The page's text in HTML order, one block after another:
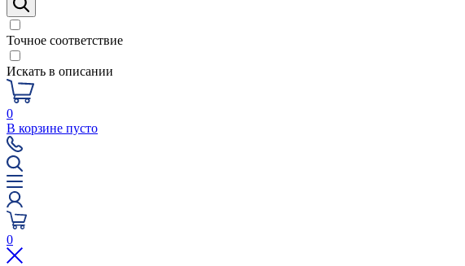
Точное соответствие
Искать в описании
0
В корзине пусто
0